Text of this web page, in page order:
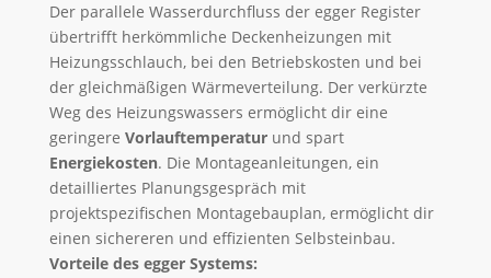
Der parallele Wasserdurchfluss der egger Register
übertrifft herkömmliche Deckenheizungen mit
Heizungsschlauch, bei den Betriebskosten und bei
der gleichmäßigen Wärmeverteilung. Der verkürzte
Weg des Heizungswassers ermöglicht dir eine
geringere Vorlauftemperaturund spart
Energiekosten. Die Montageanleitungen, ein
detailliertes Planungsgespräch mit
projektspezifischen Montagebauplan, ermöglicht dir
einen sichereren und effizienten Selbsteinbau.
Vorteile des egger Systems: